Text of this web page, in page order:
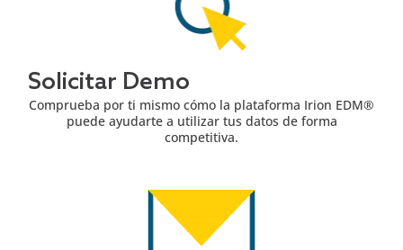
Solicitar Demo
Comprueba por ti mismo cómo la plataforma Irion EDM®
puede ayudarte a utilizar tus datos de forma
competitiva.